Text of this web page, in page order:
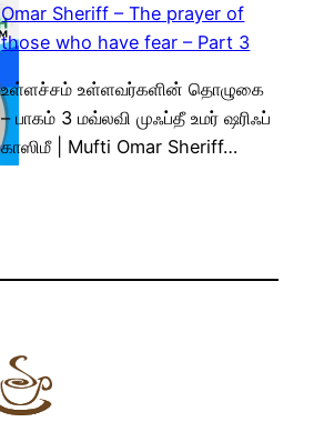
Omar Sheriff – The prayer of
those who have fear – Part 3
உள்ளச்சம் உள்ளவர்களின் தொழுகை
– பாகம் 3 மவ்லவி முஃப்தீ உமர் ஷரிஃப்
காஸிமீ | Mufti Omar Sheriff…